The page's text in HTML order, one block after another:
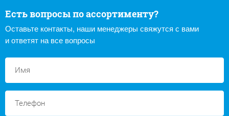
Есть вопросы по ассортименту?
Оставьте контакты, наши менеджеры свяжутся с вами
и ответят на все вопросы